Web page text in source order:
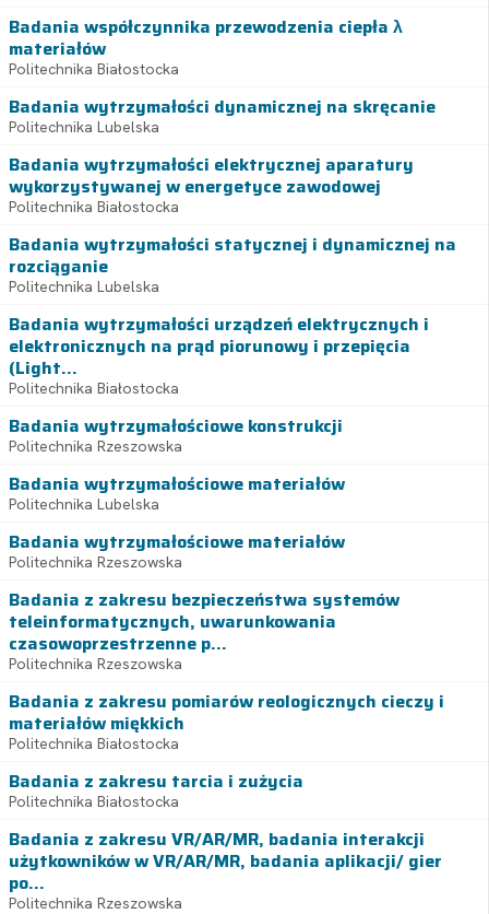
Badania współczynnika przewodzenia ciepła λ
materiałów
Politechnika Białostocka
Badania wytrzymałości dynamicznej na skręcanie
Politechnika Lubelska
Badania wytrzymałości elektrycznej aparatury
wykorzystywanej w energetyce zawodowej
Politechnika Białostocka
Badania wytrzymałości statycznej i dynamicznej na
rozciąganie
Politechnika Lubelska
Badania wytrzymałości urządzeń elektrycznych i
elektronicznych na prąd piorunowy i przepięcia
(Light...
Politechnika Białostocka
Badania wytrzymałościowe konstrukcji
Politechnika Rzeszowska
Badania wytrzymałościowe materiałów
Politechnika Lubelska
Badania wytrzymałościowe materiałów
Politechnika Rzeszowska
Badania z zakresu bezpieczeństwa systemów
teleinformatycznych, uwarunkowania
czasowoprzestrzenne p...
Politechnika Rzeszowska
Badania z zakresu pomiarów reologicznych cieczy i
materiałów miękkich
Politechnika Białostocka
Badania z zakresu tarcia i zużycia
Politechnika Białostocka
Badania z zakresu VR/AR/MR, badania interakcji
użytkowników w VR/AR/MR, badania aplikacji/ gier
po...
Politechnika Rzeszowska